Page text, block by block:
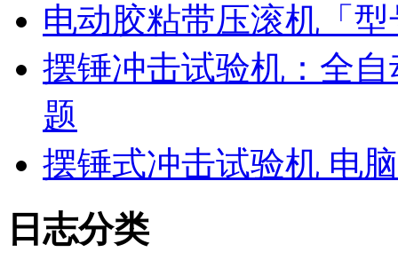
电动胶粘带压滚机「
摆锤冲击试验机：全
题
摆锤式冲击试验机 电
日志分类